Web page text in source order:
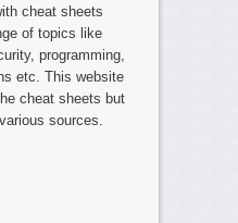
cheat sheets
of topics like
programming,
etc. This website
cheat sheets but
sources.